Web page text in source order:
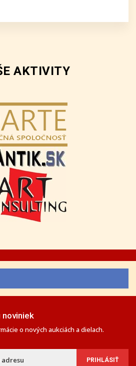
AKTIVITY
noviniek
o nových aukciách a dielach.